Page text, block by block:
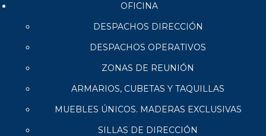
OFICINA
DESPACHOS DIRECCIÓN
DESPACHOS OPERATIVOS
ZONAS DE REUNIÓN
ARMARIOS, CUBETAS Y TAQUILLAS
MUEBLES ÚNICOS. MADERAS EXCLUSIVAS
SILLAS DE DIRECCIÓN